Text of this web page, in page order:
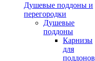
Душевые поддоны и
перегородки
Душевые
поддоны
Карнизы
для
поддонов